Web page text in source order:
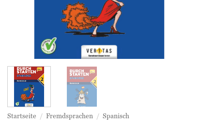
Startseite / Fremdsprachen / Spanisch